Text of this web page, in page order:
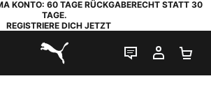
KONTO: 60 TAGE RÜCKGABERECHT STATT 30
TAGE.
REGISTRIERE DICH JETZT
PUMA.com
LIVE-CHAT
MEIN